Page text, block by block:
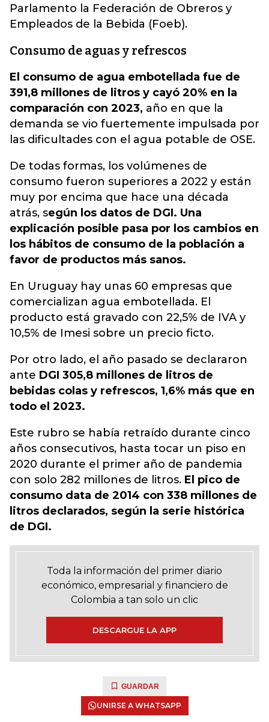
Parlamento la Federación de Obreros y
Empleados de la Bebida (Foeb).
Consumo de aguas y refrescos
El consumo de agua embotellada fue de
391,8 millones de litros y cayó 20% en la
comparación con 2023, año en que la
demanda se vio fuertemente impulsada por
las dificultades con el agua potable de OSE.
De todas formas, los volúmenes de
consumo fueron superiores a 2022 y están
muy por encima que hace una década
atrás, según los datos de DGI. Una
explicación posible pasa por los cambios en
los hábitos de consumo de la población a
favor de productos más sanos.
En Uruguay hay unas 60 empresas que
comercializan agua embotellada. El
producto está gravado con 22,5% de IVA y
10,5% de Imesi sobre un precio ficto.
Por otro lado, el año pasado se declararon
ante DGI 305,8 millones de litros de
bebidas colas y refrescos, 1,6% más que en
todo el 2023.
Este rubro se había retraído durante cinco
años consecutivos, hasta tocar un piso en
2020 durante el primer año de pandemia
con solo 282 millones de litros. El pico de
consumo data de 2014 con 338 millones de
litros declarados, según la serie histórica
de DGI.
Toda la información del primer diario
económico, empresarial y financiero de
Colombia a tan solo un clic
DESCARGUE LA APP
GUARDAR
UNIRSE A WHATSAPP